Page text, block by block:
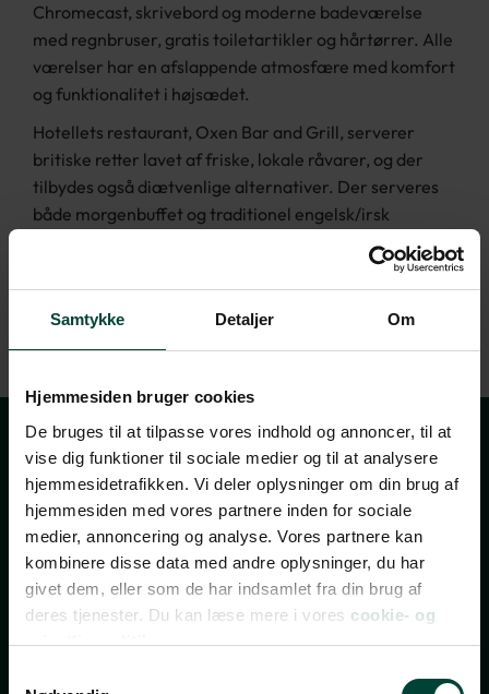
Samtykke Detaljer Om
Hjemmesiden bruger cookies
De bruges til at tilpasse vores indhold og annoncer, til at
vise dig funktioner til sociale medier og til at analysere
hjemmesidetrafikken. Vi deler oplysninger om din brug af
hjemmesiden med vores partnere inden for sociale
medier, annoncering og analyse. Vores partnere kan
kombinere disse data med andre oplysninger, du har
givet dem, eller som de har indsamlet fra din brug af
deres tjenester. Du kan læse mere i vores cookie- og
privatlivspolitik.
Chromecast, skrivebord og moderne badeværelse
med regnbruser, gratis toiletartikler og hårtørrer. Alle
værelser har en afslappende atmosfære med komfort
og funktionalitet i højsædet.
Hotellets restaurant, Oxen Bar and Grill, serverer
britiske retter lavet af friske, lokale råvarer, og der
tilbydes også diætvenlige alternativer. Der serveres
både morgenbuffet og traditionel engelsk/irsk
Gæster har adgang til et døgnåbent fitnesscenter, og
bagageopbevaring.
Tilmeld dig vores
nyhedsbrev
TILMELD NYHEDSBREV